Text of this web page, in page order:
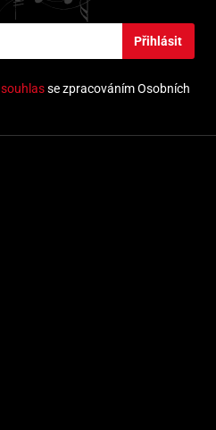
Přihlásit
souhlasse zpracováním Osobních